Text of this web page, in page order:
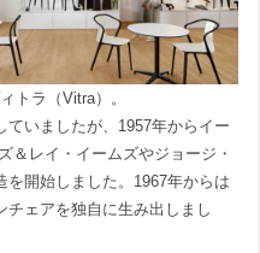
トラ（Vitra）。
いましたが、1957年からイー
＆レイ・イームズやジョージ・
開始しました。1967年からは
チェアを独自に生み出しまし